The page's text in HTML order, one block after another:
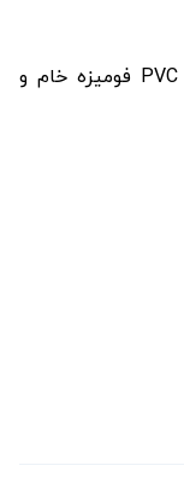
آکو، وارد کننده و توزیع کننده ورق های PVC فومیزه خام و